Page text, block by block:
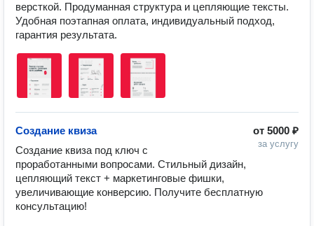
версткой. Продуманная структура и цепляющие тексты.
Удобная поэтапная оплата, индивидуальный подход,
гарантия результата.
от 5000 ₽
за услугу
Создание квиза
Создание квиза под ключ с
проработанными вопросами. Стильный дизайн,
цепляющий текст + маркетинговые фишки,
увеличивающие конверсию. Получите бесплатную
консультацию!